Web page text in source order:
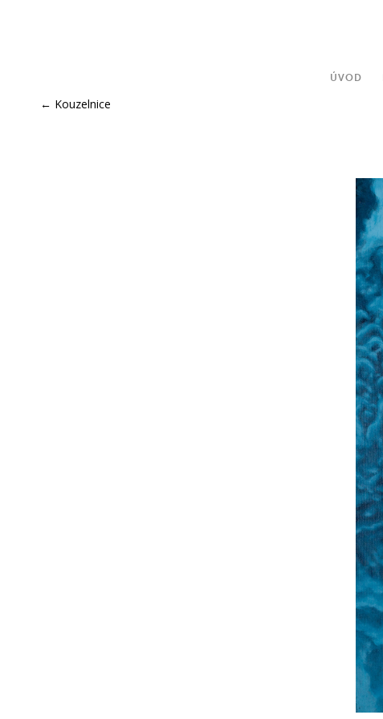
ÚVOD
← Kouzelnice